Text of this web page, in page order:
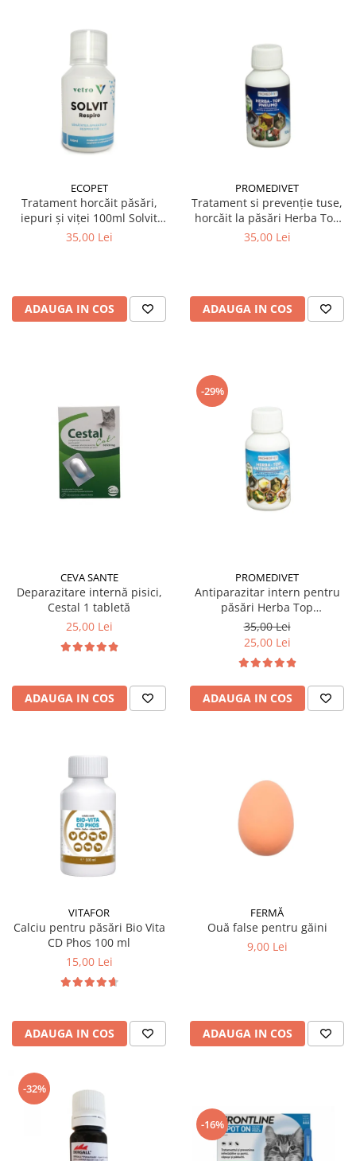
ECOPET
Tratament horcăit păsări,
iepuri și viței 100ml Solvit
Respiro
35,00 Lei
ADAUGA IN COS
PROMEDIVET
Tratament si prevenție tuse,
horcăit la păsări Herba Top
Pneumo 100 ml
35,00 Lei
ADAUGA IN COS
CEVA SANTE
Deparazitare internă pisici,
Cestal 1 tabletă
25,00 Lei
ADAUGA IN COS
-29%
PROMEDIVET
Antiparazitar intern pentru
păsări Herba Top
Antihelmintic 100 ml
35,00 Lei
25,00 Lei
ADAUGA IN COS
VITAFOR
Calciu pentru păsări Bio Vita
CD Phos 100 ml
15,00 Lei
ADAUGA IN COS
FERMĂ
Ouă false pentru găini
9,00 Lei
ADAUGA IN COS
-32%
-16%